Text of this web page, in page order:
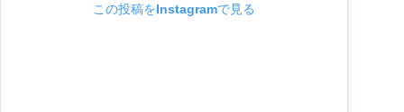
この投稿をInstagramで見る